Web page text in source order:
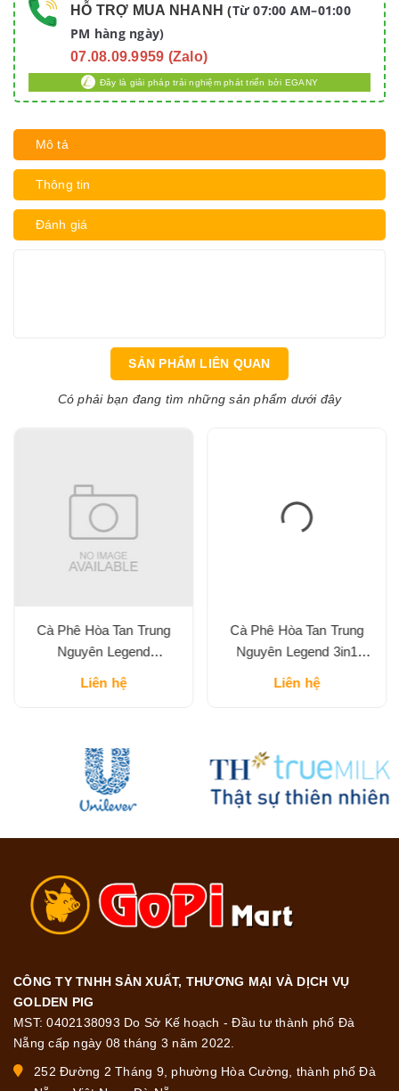
HỖ TRỢ MUA NHANH (Từ 07:00 AM–01:00
PM hàng ngày)
07.08.09.9959 (Zalo)
Đây là giải pháp trải nghiệm phát triển bởi EGANY
Mô tả
Thông tin
Đánh giá
SẢN PHẨM LIÊN QUAN
Có phải bạn đang tìm những sản phẩm dưới đây
Cà Phê Hòa Tan Trung
Nguyên Legend
Liên hệ
Cà Phê Hòa Tan Trung
Nguyên Legend 3in1
Liên hệ
CÔNG TY TNHH SẢN XUẤT, THƯƠNG MẠI VÀ DỊCH VỤ
GOLDEN PIG
MST: 0402138093 Do Sở Kế hoạch - Đầu tư thành phố Đà
Nẵng cấp ngày 08 tháng 3 năm 2022.
252 Đường 2 Tháng 9, phường Hòa Cường, thành phố Đà